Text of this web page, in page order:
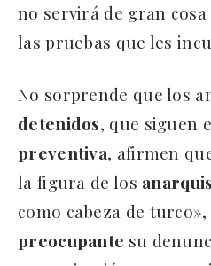
no servirá de gran
las pruebas que les
No sorprende que los
detenidos, que siguen
preventiva, afirmen
la figura de los
como cabeza de
preocupante su